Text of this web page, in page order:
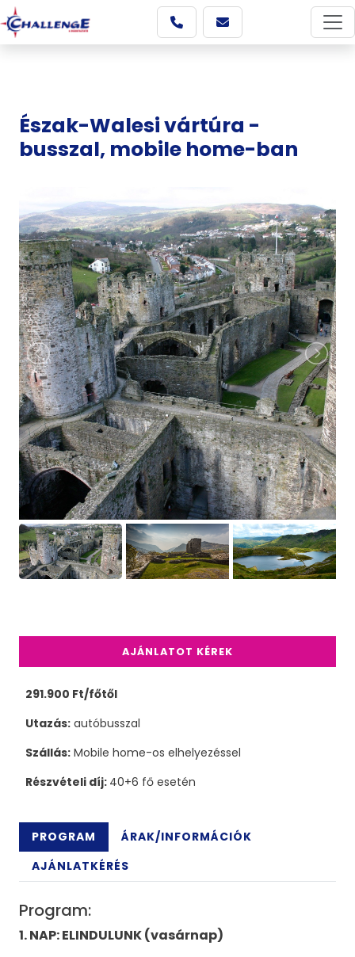
Észak-Walesi vártúra -
busszal, mobile home-ban
Képgaléria
AJÁNLATOT KÉREK
291.900 Ft/főtől
Utazás: autóbusszal
Szállás: Mobile home-os elhelyezéssel
Részvételi díj: 40+6 fő esetén
PROGRAM
ÁRAK/INFORMÁCIÓK
AJÁNLATKÉRÉS
Program:
1. NAP: ELINDULUNK (vasárnap)